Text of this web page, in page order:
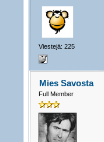
Viestejä: 225
Mies Savosta
Full Member